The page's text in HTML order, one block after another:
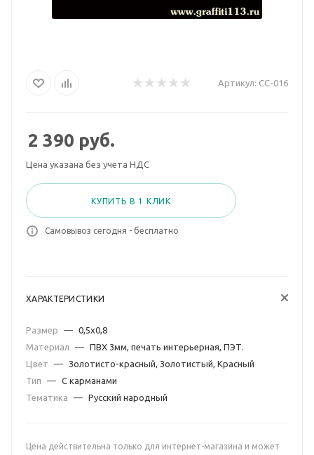
Артикул: СС-016
2 390 руб.
Цена указана без учета НДС
КУПИТЬ В 1 КЛИК
Самовывоз сегодня - бесплатно
ХАРАКТЕРИСТИКИ
Размер — 0,5х0,8
Материал
— ПВХ 3мм, печать интерьерная, ПЭТ.
Цвет
— Золотисто-красный, Золотистый, Красный
Тип
— С карманами
Тематика
— Русский народный
Цена действительна только для интернет-магазина и может